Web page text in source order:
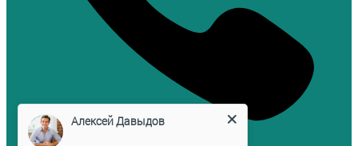
Алексей Давыдов